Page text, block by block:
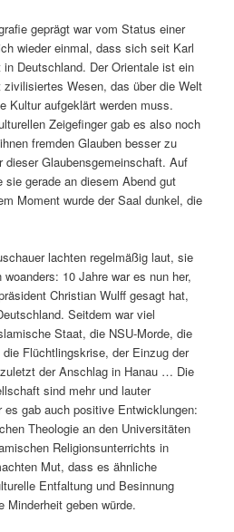
geprägt war vom Status einer
wieder einmal, dass sich seit Karl
Deutschland. Der Orientale ist ein
Wesen, das über die Welt
Kultur aufgeklärt werden muss.
Zeigefinger gab es also noch
fremden Glauben besser zu
dieser Glaubensgemeinschaft. Auf
gerade an diesem Abend gut
Moment wurde der Saal dunkel, die
lachten regelmäßig laut, sie
10 Jahre war es nun her,
Christian Wulff gesagt hat,
Seitdem war viel
Staat, die NSU-Morde, die
Flüchtlingskrise, der Einzug der
der Anschlag in Hanau … Die
sind mehr und lauter
gab auch positive Entwicklungen:
Theologie an den Universitäten
Religionsunterrichts in
Mut, dass es ähnliche
Entfaltung und Besinnung
Minderheit geben würde.